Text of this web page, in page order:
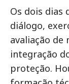
Os dois dias
diálogo,
avaliação de
integração
proteção.